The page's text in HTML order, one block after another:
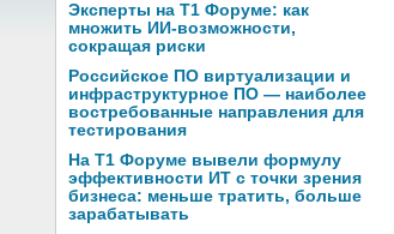
Эксперты на Т1 Форуме: как
множить ИИ-возможности,
сокращая риски
Российское ПО виртуализации и
инфраструктурное ПО — наиболее
востребованные направления для
тестирования
На Т1 Форуме вывели формулу
эффективности ИТ с точки зрения
бизнеса: меньше тратить, больше
зарабатывать